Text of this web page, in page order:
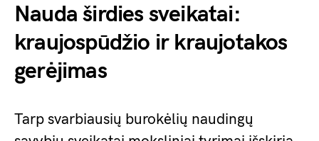
Nauda širdies sveikatai:
kraujospūdžio ir kraujotakos
gerėjimas
Tarp svarbiausių burokėlių naudingų